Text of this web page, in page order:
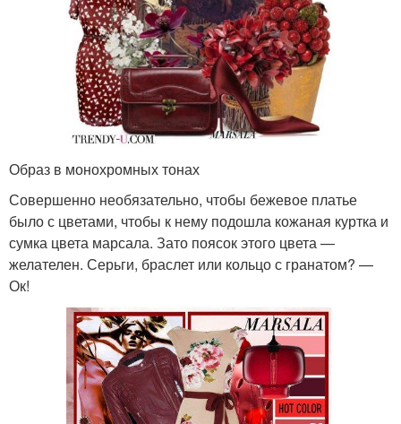
Образ в монохромных тонах
Совершенно необязательно, чтобы бежевое платье
было с цветами, чтобы к нему подошла кожаная куртка и
сумка цвета марсала. Зато поясок этого цвета —
желателен. Серьги, браслет или кольцо с гранатом? —
Ок!